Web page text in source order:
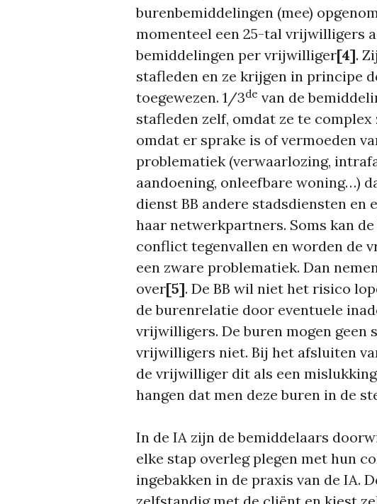
burenbemiddelingen (mee)
momenteel een 25-tal vrijwilligers
bemiddelingen per vrijwilliger[4].
stafleden en ze krijgen in principe
toegewezen. 1/3de van de
stafleden zelf, omdat ze te
omdat er sprake is of vermoeden
problematiek (verwaarlozing,
aandoening, onleefbare woning…)
dienst BB andere stadsdiensten
haar netwerkpartners. Soms kan
conflict tegenvallen en worden de
een zware problematiek. Dan
over[5]. De BB wil niet het risico
de burenrelatie door eventuele
vrijwilligers. De buren mogen geen
vrijwilligers niet. Bij het afsluiten
de vrijwilliger dit als een
hangen dat men deze buren in de
In de IA zijn de bemiddelaars
elke stap overleg plegen met hun
ingebakken in de praxis van de IA.